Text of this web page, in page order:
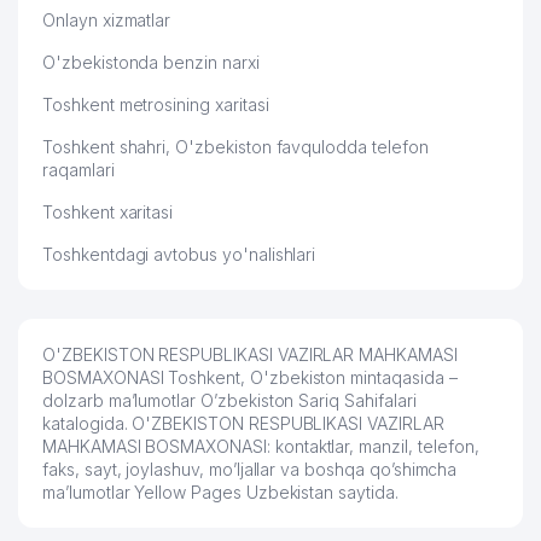
56 FAVORITE MEBEL MChJ
57
BO'YICHA RESPUBLIKA OLIY SPORT
59
UMUMIY O'RTA TA'LIM MAKTABI №
90
569 м
60
KATTA OLMAZOR MAHALLA
QO'MITASI
573 м
Onlayn xizmatlar
O'zbekistonda benzin narxi
Toshkent metrosining xaritasi
Toshkent shahri, O'zbekiston favqulodda telefon
raqamlari
Toshkent xaritasi
Toshkentdagi avtobus yo'nalishlari
O'ZBEKISTON RESPUBLIKASI VAZIRLAR MAHKAMASI
BOSMAXONASI Toshkent, O'zbekiston mintaqasida –
dolzarb ma’lumotlar O’zbekiston Sariq Sahifalari
katalogida. O'ZBEKISTON RESPUBLIKASI VAZIRLAR
MAHKAMASI BOSMAXONASI: kontaktlar, manzil, telefon,
faks, sayt, joylashuv, mo’ljallar va boshqa qo’shimcha
ma’lumotlar Yellow Pages Uzbekistan saytida.